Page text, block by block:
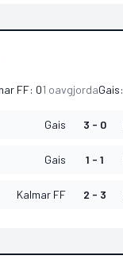
FF: 01 oavgjordaGais:
Gais 3 - 0
Gais 1 - 1
Kalmar FF 2 - 3